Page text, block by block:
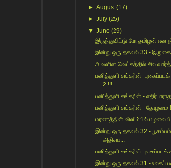
►August (17)
►July (25)
▼ June (29)
இருந்துவிட்டு போ தமிழன் என
இன்று ஒரு தகவல் 33 - இருகை
அவளின் வெட்கத்தில் சில
பனித்துளி சங்கரின் -
2 !!!
பனித்துளி சங்கரின் -
பனித்துளி சங்கரின் - தோழமை
மரணத்தின் விளிம்பில்
இன்று ஒரு தகவல் 32 -
அதிசய...
பனித்துளி சங்கரின்
இன்று ஒரு தகவல் 31 - உலகப்